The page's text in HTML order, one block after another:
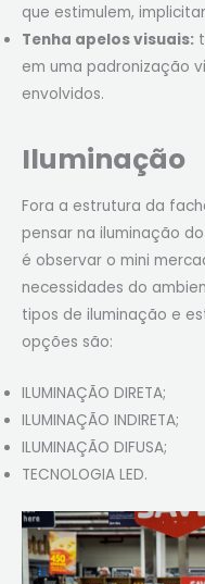
que estimulem,
Tenha apelos visuais:
em uma padronização
envolvidos.
Iluminação
Fora a estrutura da
pensar na iluminação
é observar o mini
necessidades do
tipos de iluminação e
opções são:
ILUMINAÇÃO DIRETA;
ILUMINAÇÃO INDIRETA;
ILUMINAÇÃO DIFUSA;
TECNOLOGIA LED.